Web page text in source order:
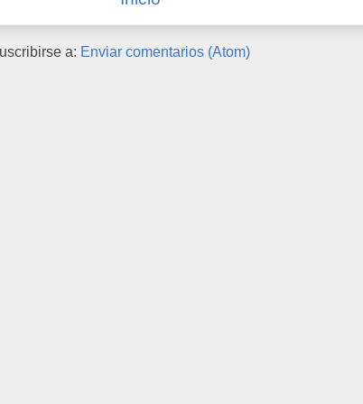
a: Enviar comentarios (Atom)